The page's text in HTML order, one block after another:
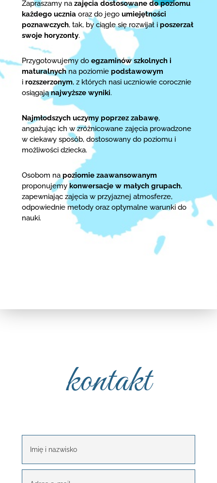
Zapraszamy nazajęcia dostosowane do poziomu
każdego ucznia oraz do jego umiejętności
poznawczych, tak, by ciągle się rozwijał i poszerzał
swoje horyzonty.
Przygotowujemy do egzaminów szkolnych i
maturalnychna poziomie podstawowym
i rozszerzonym, z których nasi uczniowie corocznie
osiągająnajwyższe wyniki.
Najmłodszych uczymy poprzez zabawę,
angażując ich w zróżnicowane zajęcia prowadzone
w ciekawy sposób, dostosowany do poziomu i
możliwości dziecka.
Osobom na poziomie zaawansowanym
proponujemykonwersacje w małych grupach,
zapewniając zajęcia w przyjaznej atmosferze,
odpowiednie metody oraz optymalne warunki do
nauki.
kontakt